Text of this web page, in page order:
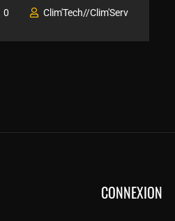
0 Clim'Tech//Clim'Serv
CONNEXION